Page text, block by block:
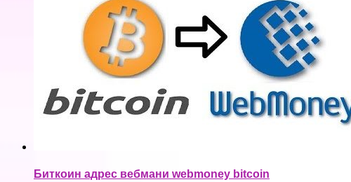
Биткоин адрес вебмани webmoney bitcoin